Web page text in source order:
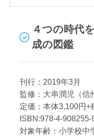
４つの時代
成の図鑑
刊行：2019年3月
監修：大串潤児（信
定価：本体3,100円+
ISBN:978-4-908255-
対象年齢：小学校中